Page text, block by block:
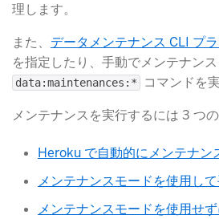
理します。
また、 データメンテナンス CLI プ
を指定したり、手動でメンテナン
data:maintenances:* コマンドを
メンテナンスを実行するには 3 つの
Heroku で自動的にメンテナン
メンテナンスモードを使用し
メンテナンスモードを使用せ